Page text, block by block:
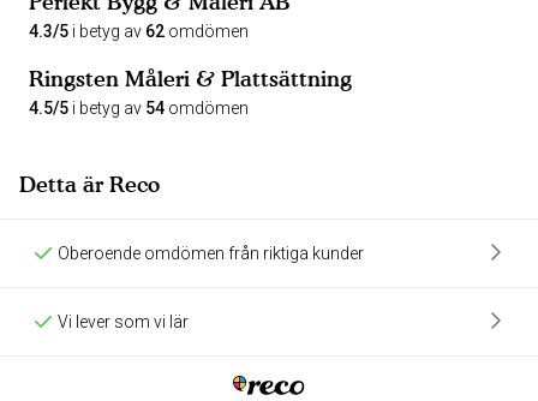
4.3/5 i betyg av 62 omdömen
Ringsten Måleri & Plattsättning
4.5/5 i betyg av 54 omdömen
Detta är Reco
Oberoende omdömen från riktiga kunder
Vi lever som vi lär